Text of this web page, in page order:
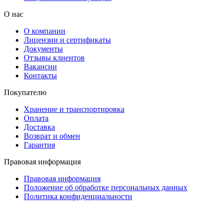
О нас
О компании
Лицензии и сертификаты
Документы
Отзывы клиентов
Вакансии
Контакты
Покупателю
Хранение и транспортировка
Оплата
Доставка
Возврат и обмен
Гарантия
Правовая информация
Правовая информация
Положение об обработке персональных данных
Политика конфиденциальности